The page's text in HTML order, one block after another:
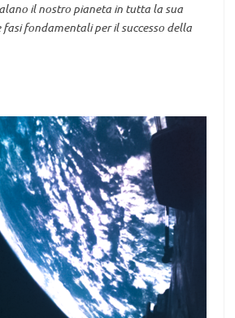
il nostro pianeta in tutta la sua
fondamentali per il successo della